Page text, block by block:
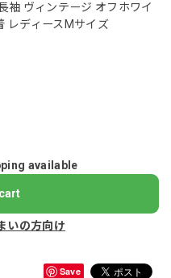
袖 ヴィンテージ オフホワイ
レディースMサイズ
available
いの方向け
Save